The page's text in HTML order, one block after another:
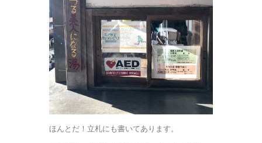
ほんとだ！立札にも書いてあります。